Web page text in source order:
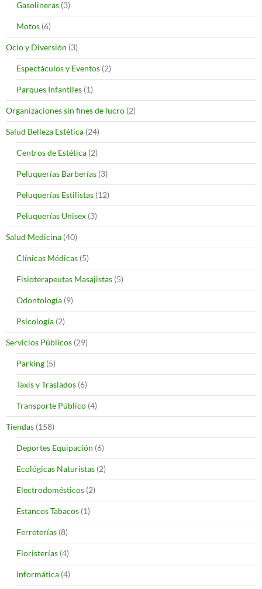
Gasolineras (3)
Motos (6)
Ocio y Diversión (3)
Espectáculos y Eventos (2)
Parques Infantiles (1)
Organizaciones sin fines de lucro (2)
Salud Belleza Estética (24)
Centros de Estética (2)
Peluquerías Barberías (3)
Peluquerías Estilistas (12)
Peluquerías Unisex (3)
Salud Medicina (40)
Clínicas Médicas (5)
Fisioterapeutas Masajistas (5)
Odontología (9)
Psicología (2)
Servicios Públicos (29)
Parking (5)
Taxis y Traslados (6)
Transporte Público (4)
Tiendas (158)
Deportes Equipación (6)
Ecológicas Naturistas (2)
Electrodomésticos (2)
Estancos Tabacos (1)
Ferreterías (8)
Floristerías (4)
Informática (4)